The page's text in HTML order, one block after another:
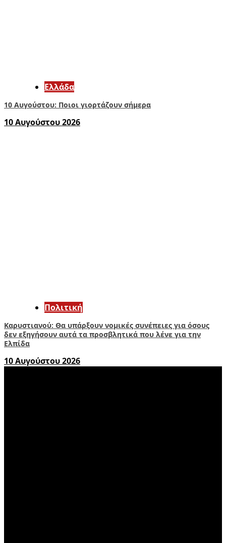
Ελλάδα
10 Αυγούστου: Ποιοι γιορτάζουν σήμερα
10 Αυγούστου 2026
Πολιτική
Καρυστιανού: Θα υπάρξουν νομικές συνέπειες για όσους
δεν εξηγήσουν αυτά τα προσβλητικά που λένε για την
Ελπίδα
10 Αυγούστου 2026